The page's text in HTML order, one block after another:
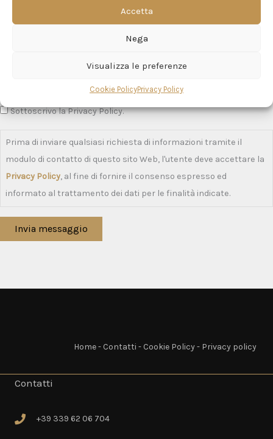
Accetta
Nega
Visualizza le preferenze
Cookie PolicyPrivacy Policy
Sottoscrivo la Privacy Policy.
Prima di inviare qualsiasi richiesta di informazioni tramite il
modulo di contatto di questo sito Web, l'utente deve accettare la
Privacy Policy, al fine di fornire il consenso espresso ed
informato al trattamento dei dati per le finalità indicate.
Invia messaggio
Home- Contatti - Cookie Policy- Privacy policy
Contatti
+39 339 62 06 704
+39 339 62 06 704